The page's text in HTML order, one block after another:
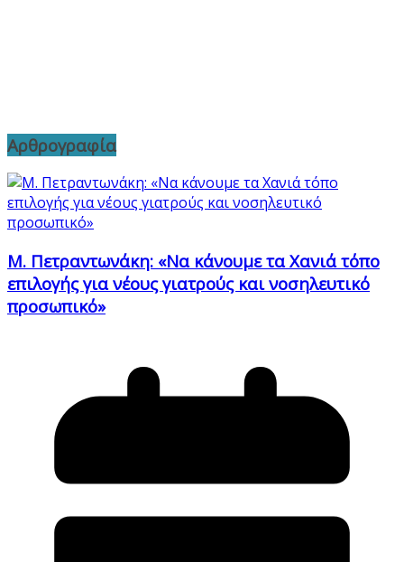
Αρθρογραφία
Μ. Πετραντωνάκη: «Να κάνουμε τα Χανιά τόπο
επιλογής για νέους γιατρούς και νοσηλευτικό
προσωπικό»